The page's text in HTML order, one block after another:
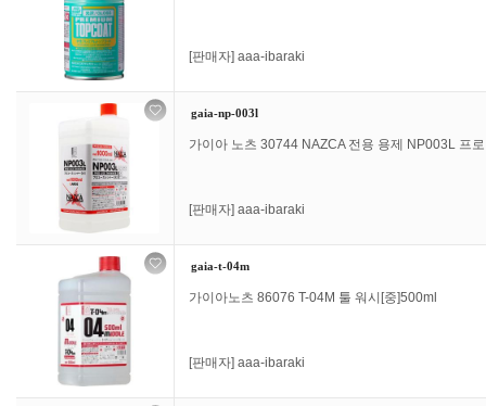
[판매자] aaa-ibaraki
gaia-np-003l
가이아 노츠 30744 NAZCA 전용 용제 NP003L 프
[판매자] aaa-ibaraki
gaia-t-04m
가이아노츠 86076 T-04M 툴 워시[중]500ml
[판매자] aaa-ibaraki